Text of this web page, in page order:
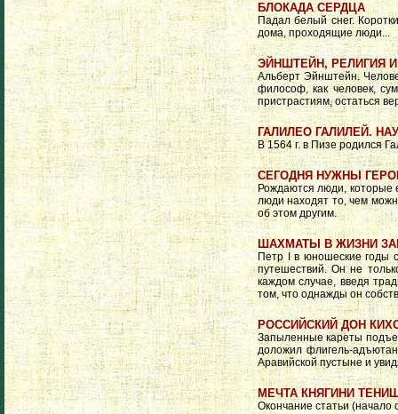
БЛОКАДА СЕРДЦА
Падал белый снег.
дома, проходящие люди...
ЭЙНШТЕЙН, РЕЛИГИЯ
Альберт Эйнштейн.
философ, как человек,
пристрастиям, остаться
ГАЛИЛЕО ГАЛИЛЕЙ.
В 1564 г. в Пизе родился
СЕГОДНЯ НУЖНЫ
Рождаются люди, которые
люди находят то, чем
об этом другим.
ШАХМАТЫ В ЖИЗНИ
Петр I в юношеские годы
путешествий. Он не
каждом случае, введя
том, что однажды он
РОССИЙСКИЙ ДОН
Запыленные кареты
доложил флигель-
Аравийской пустыне и
МЕЧТА КНЯГИНИ
Окончание статьи (начало